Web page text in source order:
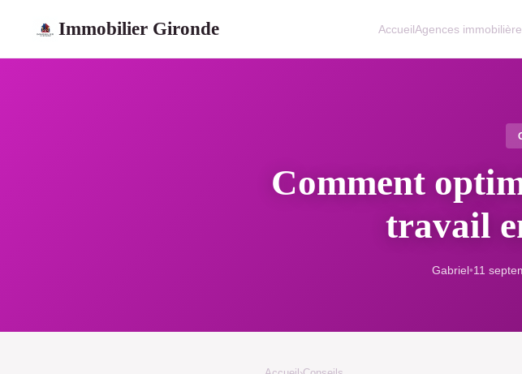
Immobilier Gironde AccueilAgences
Comment
travail
Gabriel•11